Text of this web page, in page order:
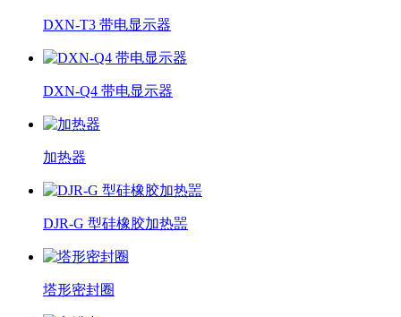
DXN-T3 带电显示器
DXN-Q4 带电显示器
加热器
DJR-G 型硅橡胶加热噐
塔形密封圈